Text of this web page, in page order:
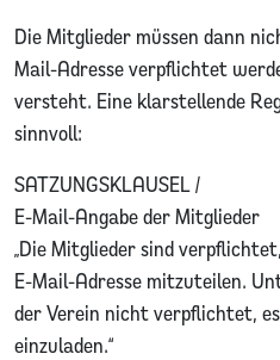
Die Mitglieder müssen dann
Mail-Adresse verpflichtet
versteht. Eine klarstellende
sinnvoll:
SATZUNGSKLAUSEL /
E-Mail-Angabe der Mitglieder
„Die Mitglieder sind
E-Mail-Adresse mitzuteilen.
der Verein nicht verpflichtet,
einzuladen.“